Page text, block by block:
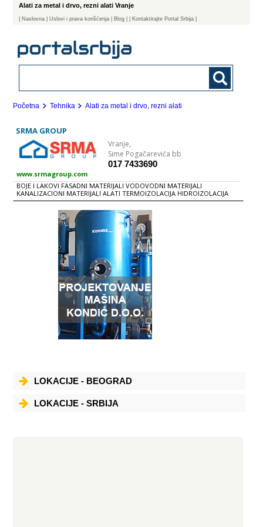
Alati za metal i drvo, rezni alati Vranje
Naslovna | Uslovi i prava korišćenja Blog | Kontaktirajte Portal Srbija |
Početna Tehnika Alati za metal i drvo, rezni alati
SRMA GROUP
Vranje,
Sime Pogačarevića bb
017 7433690
www.srmagroup.com
BOJE I LAKOVI FASADNI MATERIJALI VODOVODNI MATERIJALI
KANALIZACIONI MATERIJALI ALATI TERMOIZOLACIJA HIDROIZOLACIJA
ELEKTRO MATERIJALI PROTIVPOŽARNA ZAŠTITA KROVOVI I OPREMA
LOKACIJE - BEOGRAD
LOKACIJE - SRBIJA